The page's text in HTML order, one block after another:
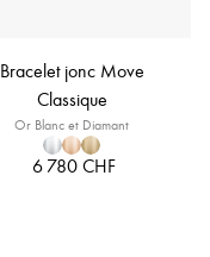
Bracelet jonc Move
Classique
Or Blanc et Diamant
6 780 CHF